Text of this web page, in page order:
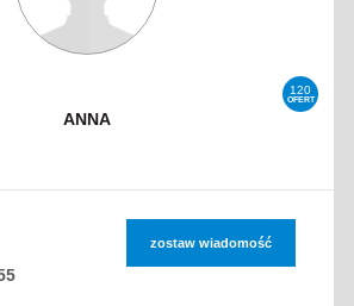
120
OFERT
ANNA
zostaw wiadomość